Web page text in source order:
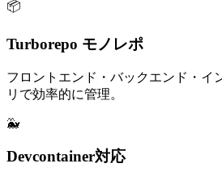
📦
Turborepo モノレポ
フロントエンド・バックエンド・イ
リで効率的に管理。
🐳
Devcontainer対応